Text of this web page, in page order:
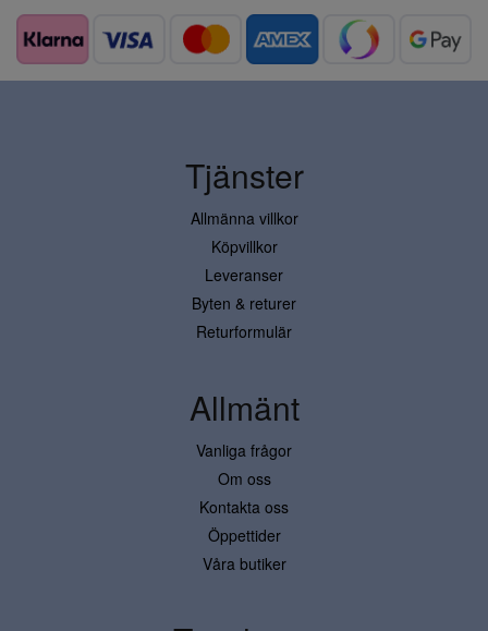
Tjänster
Allmänna villkor
Köpvillkor
Leveranser
Byten & returer
Returformulär
Allmänt
Vanliga frågor
Om oss
Kontakta oss
Öppettider
Våra butiker